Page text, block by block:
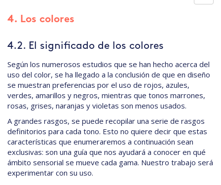
4. Los colores
4.2. El significado de los colores
Según los numerosos estudios que se han hecho acerca del
uso del color, se ha llegado a la conclusión de que en diseño
se muestran preferencias por el uso de rojos, azules,
verdes, amarillos y negros, mientras que tonos marrones,
rosas, grises, naranjas y violetas son menos usados.
A grandes rasgos, se puede recopilar una serie de rasgos
definitorios para cada tono. Esto no quiere decir que estas
características que enumeraremos a continuación sean
exclusivas: son una guía que nos ayudará a conocer en qué
ámbito sensorial se mueve cada gama. Nuestro trabajo será
experimentar con su uso.